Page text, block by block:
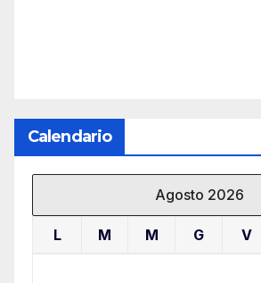
Calendario
Agosto 2026
L M M G V